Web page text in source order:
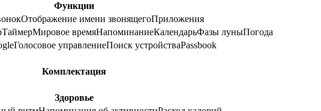
Функции
Отображение имени звонящегоПриложения
ТаймерМировое времяНапоминаниеКалендарьФазы луныПогода
Голосовое управлениеПоиск устройстваPassbook
Комплектация
Здоровье